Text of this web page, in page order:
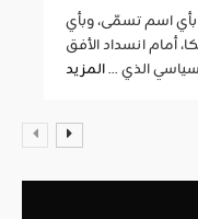
اسم تسمّى، وبأي
أمام انسداد الأفق
الذي ...